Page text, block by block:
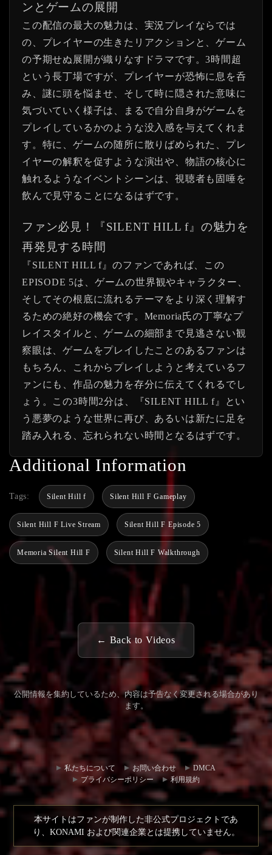
ンとゲームの展開
この配信の最大の魅力は、実況プレイならでは
の、プレイヤーの生きたリアクションと、ゲーム
の予期せぬ展開が織りなすドラマです。3時間超
という長丁場ですが、プレイヤーが恐怖に息を呑
み、謎に頭を悩ませ、そして時に隠された意味に
気づいていく様子は、まるで自分自身がゲームを
プレイしているかのような没入感を与えてくれま
す。特に、ゲームの随所に散りばめられた、プレ
イヤーの解釈を促すような演出や、物語の核心に
触れるようなイベントシーンは、視聴者も固唾を
飲んで見守ることになるはずです。
ファン必見！『SILENT HILL f』の魅力を
再発見する時間
『SILENT HILL f』のファンであれば、この
EPISODE 5は、ゲームの世界観やキャラクター、
そしてその根底に流れるテーマをより深く理解す
るための絶好の機会です。Memoria氏の丁寧なプ
レイスタイルと、ゲームの細部まで見逃さない観
察眼は、ゲームをプレイしたことのあるファンは
もちろん、これからプレイしようと考えているフ
ァンにも、作品の魅力を存分に伝えてくれるでし
ょう。この3時間2分は、『SILENT HILL f』とい
う悪夢のような世界に再び、あるいは新たに足を
踏み入れる、忘れられない時間となるはずです。
Additional Information
Tags: Silent Hill f Silent Hill F Gameplay
Silent Hill F Live Stream Silent Hill F Episode 5
Memoria Silent Hill F Silent Hill F Walkthrough
← Back to Videos
公開情報を集約しているため、内容は予告なく変更される場合があり
ます。
ニティ
ハブ
お問い
合わせ
私たちについて お問い合わせ
DMCA
プライバシーポリシー
利用規約
本サイトはファンが制作した非公式プロジェクトであ
り、KONAMI および関連企業とは提携していません。